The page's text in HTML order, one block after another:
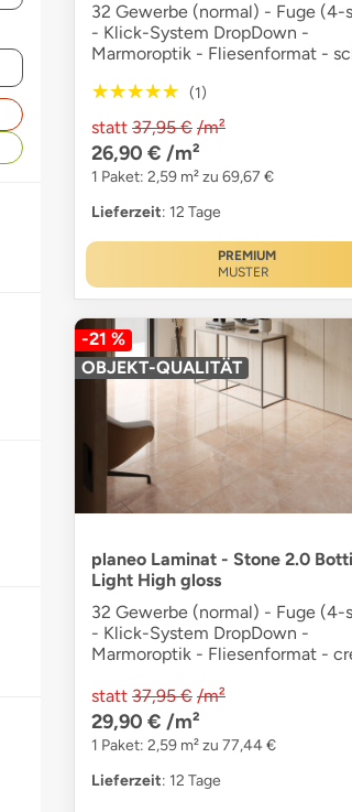
32 Gewerbe (normal) - Fuge (4-
- Klick-System DropDown -
Marmoroptik - Fliesenformat -
★★★★★
★★★★★ (1)
statt 37,95 € /m²
26,90 € /m²
1 Paket: 2,59 m² zu 69,67 €
Lieferzeit: 12 Tage
PREMIUM
MUSTER
-21 %
OBJEKT-QUALITÄT
planeo Laminat - Stone 2.0
Light High gloss
32 Gewerbe (normal) - Fuge (4-
- Klick-System DropDown -
Marmoroptik - Fliesenformat -
statt 37,95 € /m²
29,90 € /m²
1 Paket: 2,59 m² zu 77,44 €
Lieferzeit: 12 Tage